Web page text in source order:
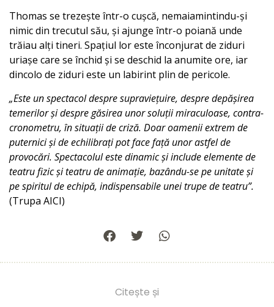
Thomas se trezește într-o cușcă, nemaiamintindu-și
nimic din trecutul său, și ajunge într-o poiană unde
trăiau alți tineri. Spațiul lor este înconjurat de ziduri
uriașe care se închid și se deschid la anumite ore, iar
dincolo de ziduri este un labirint plin de pericole.
„Este un spectacol despre supraviețuire, despre depășirea
temerilor și despre găsirea unor soluții miraculoase, contra-
cronometru, în situații de criză. Doar oamenii extrem de
puternici și de echilibrați pot face față unor astfel de
provocări. Spectacolul este dinamic și include elemente de
teatru fizic și teatru de animație, bazându-se pe unitate și
pe spiritul de echipă, indispensabile unei trupe de teatru”.
(Trupa AICI)
Citește și